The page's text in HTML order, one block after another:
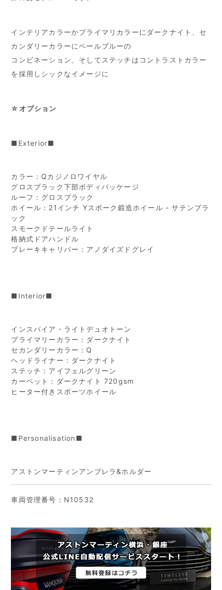
インテリアカラーかプライマリカラーにダークナイト、セ
カンダリーカラーにペールブルーの
コンビネーション、そしてステッチはコントラストカラー
を採用しシックなイメージに
☆オプション
■Exterior■
カラー：Qカジノロワイヤル
グロスブラック下部ボディパッケージ
ルーフ： グロスブラック
ホイール： 21インチ Yスポーク鍛造ホイール - サテンブラ
ック
スモークドテールライト
格納式ドアハンドル
ブレーキキャリパー：アノダイズドグレイ
■Interior■
インスパイア・ライトデュオトーン
プライマリーカラー： ダークナイト
セカンダリーカラー：Q
ヘッドライナー： ダークナイト
ステッチ： アイフェルグリーン
カーペット： ダークナイト 720gsm
ヒーター付きスポーツホイール
■Personalisation■
アストンマーティンアンブレラ&ホルダー
車両管理番号：N10532